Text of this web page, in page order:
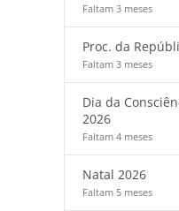
Faltam 3 meses
Proc. da
Faltam 3 meses
Dia da
2026
Faltam 4 meses
Natal 2026
Faltam 5 meses